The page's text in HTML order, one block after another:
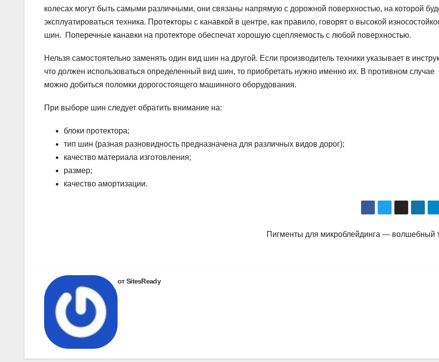
колесах могут быть самыми различными, они связаны напрямую с дорожной поверхностью, на которой
эксплуатироваться техника. Протекторы с канавкой в центре, как правило, говорят о высокой
шин. Поперечные канавки на протекторе обеспечат хорошую сцепляемость с любой поверхностью.
Нельзя самостоятельно заменять один вид шин на другой. Если производитель техники указывает в
что должен использоваться определенный вид шин, то приобретать нужно именно их. В противном случае
можно добиться поломки дорогостоящего машинного оборудования.
При выборе шин следует обратить внимание на:
блоки протектора;
тип шин (разная разновидность предназначена для различных видов дорог);
качество материала изготовления;
размер;
качество амортизации.
Пигменты для микроблейдинга — волшебный
от SitesReady